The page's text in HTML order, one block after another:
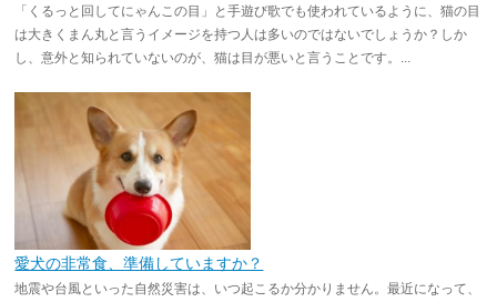
「くるっと回してにゃんこの目」と手遊び歌でも使われているように、猫の目
は大きくまん丸と言うイメージを持つ人は多いのではないでしょうか？しか
し、意外と知られていないのが、猫は目が悪いと言うことです。...
愛犬の非常食、準備していますか？
地震や台風といった自然災害は、いつ起こるか分かりません。最近になって、